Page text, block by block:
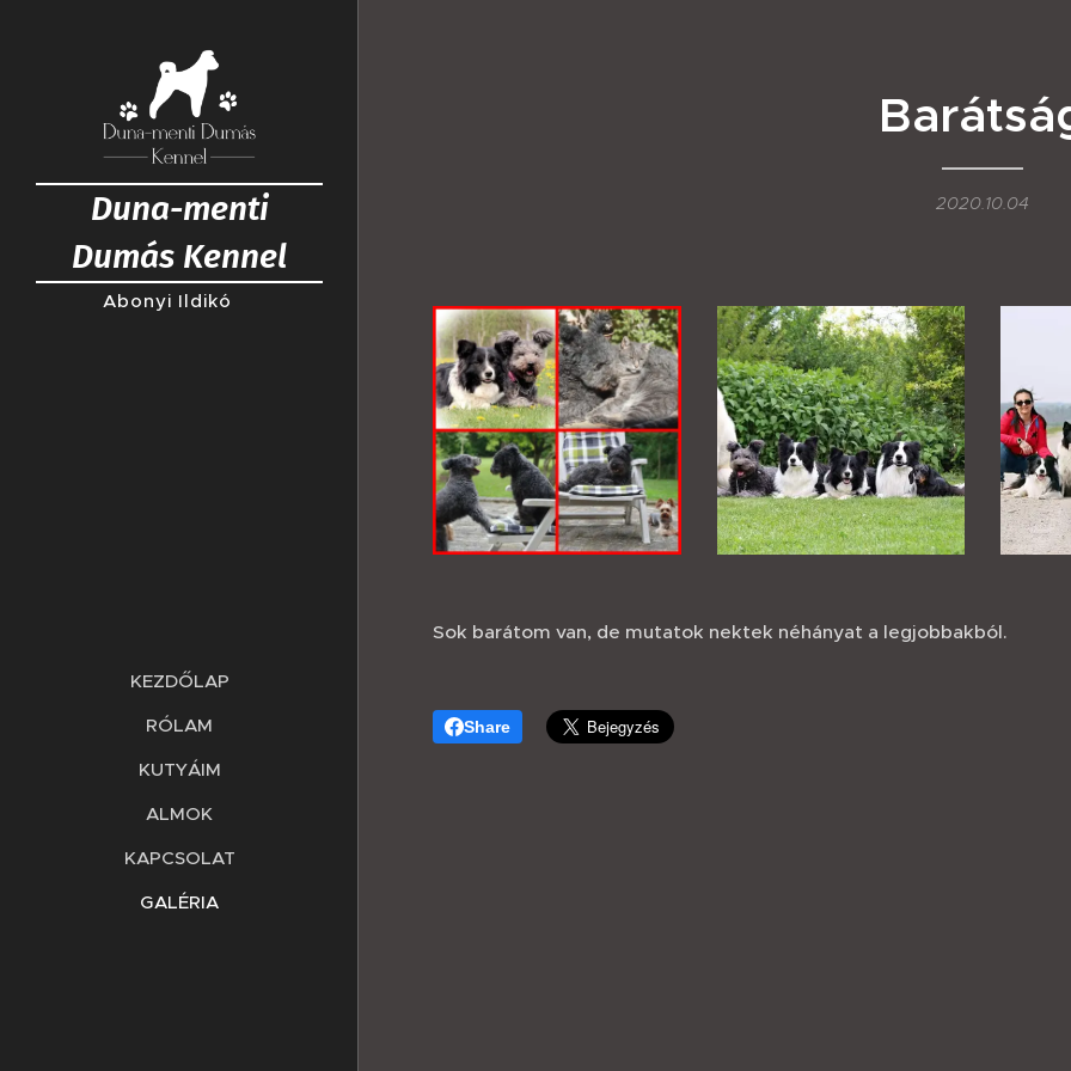
Duna-menti
Dumás Kennel
Abonyi Ildikó
KEZDŐLAP
RÓLAM
KUTYÁIM
ALMOK
KAPCSOLAT
GALÉRIA
2020.10.04
Sok barátom van, de mutatok nektek néhányat a legjobbakból.
Share